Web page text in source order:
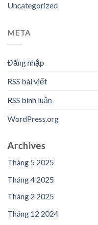
Uncategorized
META
Đăng nhập
RSS bài viết
RSS bình luận
WordPress.org
Archives
Tháng 5 2025
Tháng 4 2025
Tháng 2 2025
Tháng 12 2024